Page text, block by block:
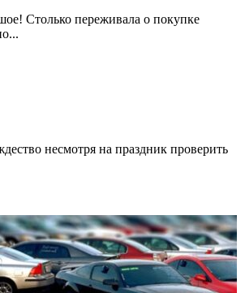
Столько переживала о покупке
несмотря на праздник проверить